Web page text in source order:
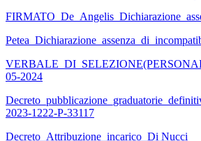
05-2024
2023-1222-P-33117
Decreto_Attribuzione_incarico_Di Nucci